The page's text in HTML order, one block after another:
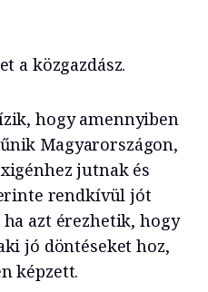
a közgazdász.
hogy amennyiben
Magyarországon,
jutnak és
rendkívül jót
azt érezhetik, hogy
jó döntéseket hoz,
képzett.